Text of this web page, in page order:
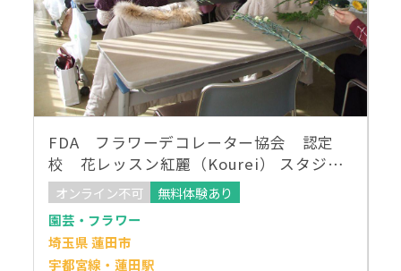
FDA フラワーデコレーター協会 認定
校 花レッスン紅麗（Kourei） スタジオ
教室、リフレ教室
オンライン不可
無料体験あり
園芸・フラワー
埼玉県 蓮田市
宇都宮線・蓮田駅